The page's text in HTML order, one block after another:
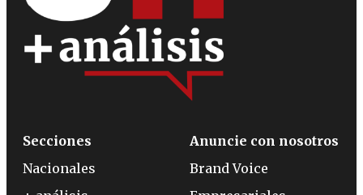
Secciones
Nacionales
Anuncie con nosotros
Brand Voice